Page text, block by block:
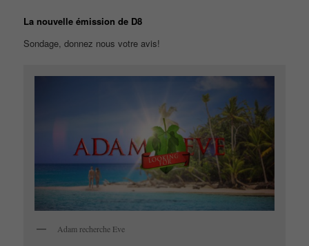
La nouvelle émission de D8
Sondage, donnez nous votre avis!
Adam recherche Eve